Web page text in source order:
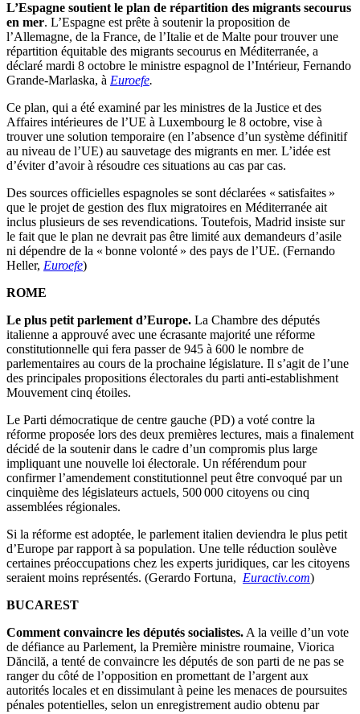
L’Espagne soutient le plan de répartition des migrants secourus
en mer. L’Espagne est prête à soutenir la proposition de
l’Allemagne, de la France, de l’Italie et de Malte pour trouver une
répartition équitable des migrants secourus en Méditerranée, a
déclaré mardi 8 octobre le ministre espagnol de l’Intérieur, Fernando
Grande-Marlaska, à Euroefe.
Ce plan, qui a été examiné par les ministres de la Justice et des
Affaires intérieures de l’UE à Luxembourg le 8 octobre, vise à
trouver une solution temporaire (en l’absence d’un système définitif
au niveau de l’UE) au sauvetage des migrants en mer. L’idée est
d’éviter d’avoir à résoudre ces situations au cas par cas.
Des sources officielles espagnoles se sont déclarées « satisfaites »
que le projet de gestion des flux migratoires en Méditerranée ait
inclus plusieurs de ses revendications. Toutefois, Madrid insiste sur
le fait que le plan ne devrait pas être limité aux demandeurs d’asile
ni dépendre de la « bonne volonté » des pays de l’UE. (Fernando
Heller, Euroefe)
Le plus petit parlement d’Europe. La Chambre des députés
italienne a approuvé avec une écrasante majorité une réforme
constitutionnelle qui fera passer de 945 à 600 le nombre de
parlementaires au cours de la prochaine législature. Il s’agit de l’une
des principales propositions électorales du parti anti-establishment
Mouvement cinq étoiles.
Le Parti démocratique de centre gauche (PD) a voté contre la
réforme proposée lors des deux premières lectures, mais a finalement
décidé de la soutenir dans le cadre d’un compromis plus large
impliquant une nouvelle loi électorale. Un référendum pour
confirmer l’amendement constitutionnel peut être convoqué par un
cinquième des législateurs actuels, 500 000 citoyens ou cinq
assemblées régionales.
Si la réforme est adoptée, le parlement italien deviendra le plus petit
d’Europe par rapport à sa population. Une telle réduction soulève
certaines préoccupations chez les experts juridiques, car les citoyens
seraient moins représentés. (Gerardo Fortuna, Euractiv.com)
BUCAREST
Comment convaincre les députés socialistes. A la veille d’un vote
de défiance au Parlement, la Première ministre roumaine, Viorica
Dăncilă, a tenté de convaincre les députés de son parti de ne pas se
ranger du côté de l’opposition en promettant de l’argent aux
autorités locales et en dissimulant à peine les menaces de poursuites
pénales potentielles, selon un enregistrement audio obtenu par